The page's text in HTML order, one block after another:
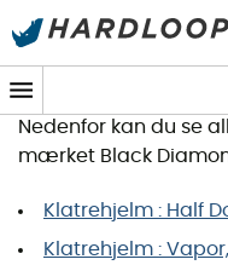
Black Diamond
Vil du bestille en
Nedenfor kan du se
mærket Black
Klatrehjelm : Half
Klatrehjelm :